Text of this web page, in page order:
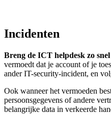
Incidenten
Breng de ICT helpdesk zo
vermoedt dat je account of je
ander IT-security-incident, en
Ook wanneer het vermoeden
persoonsgegevens of andere
belangrijke data in verkeerde